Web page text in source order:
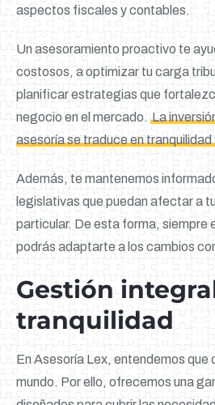
aspectos fiscales y contables.
Un asesoramiento proactivo te
costosos, a optimizar tu carga
planificar estrategias que
negocio en el mercado.La
asesoría se traduce en
Además, te mantenemos
legislativas que puedan afectar a
particular. De esta forma, siempre
podrás adaptarte a los cambios
Gestión
tranquilidad
En Asesoría Lex, entendemos que
mundo. Por ello, ofrecemos una